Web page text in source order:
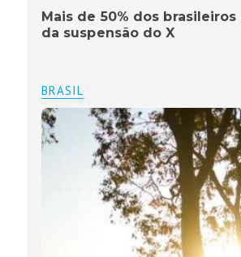
Mais de 50% dos
da suspensão do X
BRASIL